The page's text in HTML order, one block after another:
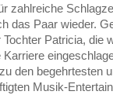
zahlreiche
das Paar wieder.
Patricia, die
den begehrtesten
Musik-